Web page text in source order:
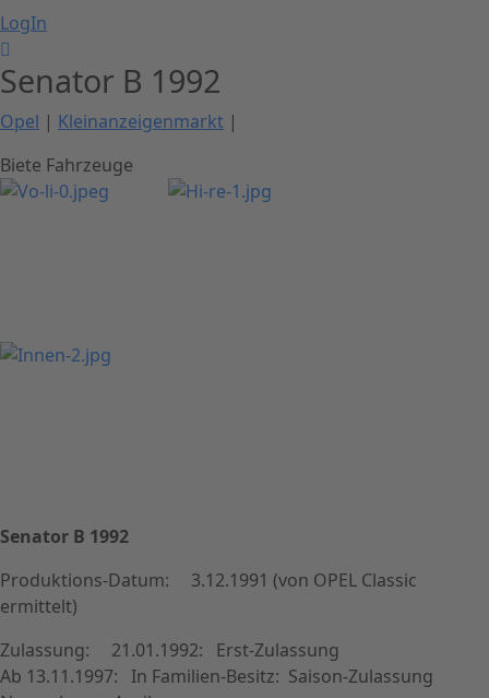
LogIn
Senator B 1992
Opel | Kleinanzeigenmarkt |
Biete Fahrzeuge
Senator B 1992
Produktions-Datum: 3.12.1991 (von OPEL Classic
ermittelt)
Zulassung: 21.01.1992: Erst-Zulassung
Ab 13.11.1997: In Familien-Besitz: Saison-Zulassung